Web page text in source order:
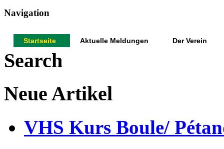
Navigation
Startseite Aktuelle Meldungen Der Verein
Search
Neue Artikel
VHS Kurs Boule/